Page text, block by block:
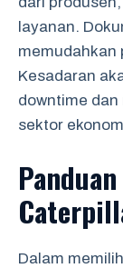
layanan.
memudahkan
Kesadaran
downtime
sektor
Dalam